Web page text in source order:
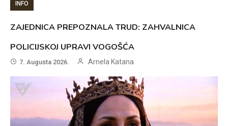
INFO
ZAJEDNICA PREPOZNALA TRUD: ZAHVALNICA
POLICIJSKOJ UPRAVI VOGOŠĆA
7. Augusta 2026. Arnela Katana